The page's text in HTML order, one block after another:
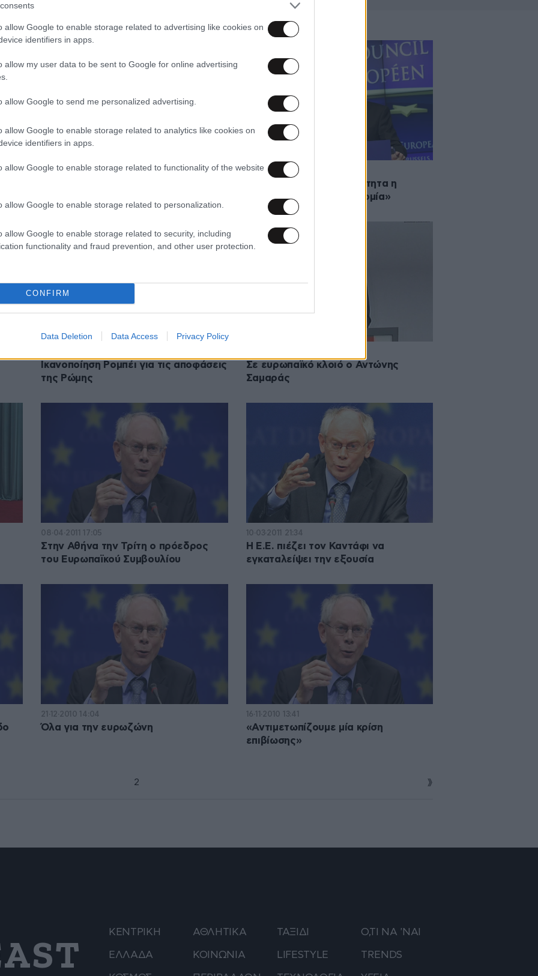
allow Google to enable storage related to advertising like cookies on
identifiers in apps.
allow my user data to be sent to Google for online advertising
allow Google to send me personalized advertising.
allow Google to enable storage related to analytics like cookies on
identifiers in apps.
allow Google to enable storage related to functionality of the website
allow Google to enable storage related to personalization.
allow Google to enable storage related to security, including
functionality and fraud prevention, and other user protection.
CONFIRM
Data Deletion Data Access Privacy Policy
30·11·2011 14:51 16·11·2011 17:16
«Δεν οφείλεται στη λιτότητα η
στασιμότητα στην οικονομία»
Ικανοποίηση Ρομπέι για τις αποφάσεις
της Ρώμης
Σε ευρωπαϊκό κλοιό ο Αντώνης
Σαμαράς
08·04·2011 17:05
Στην Αθήνα την Τρίτη ο πρόεδρος
του Ευρωπαϊκού Συμβουλίου
10·03·2011 21:34
Η Ε.Ε. πιέζει τον Καντάφι να
εγκαταλείψει την εξουσία
21·12·2010 14:04
Όλα για την ευρωζώνη
16·11·2010 13:41
«Αντιμετωπίζουμε μία κρίση
επιβίωσης»
2
ΚΕΝΤΡΙΚΗ
ΕΛΛΑΔΑ
ΑΘΛΗΤΙΚΑ
ΚΟΙΝΩΝΙΑ
ΤΑΞΙΔΙ
LIFESTYLE
Ο,ΤΙ ΝΑ 'ΝΑΙ
TRENDS